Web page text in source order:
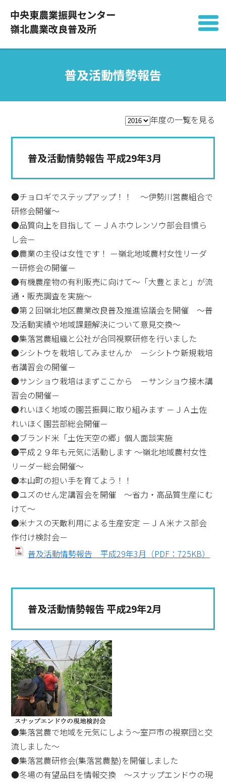
中央東農業振興センター
嶺北農業改良普及所
普及活動情勢報告
年度の一覧を見る
普及活動情勢報告 平成29年3月
●チョロギでステップアップ！！ ～伊勢川営農組合で
研修会開催～
●品質向上を目指して －ＪＡホウレンソウ部会目慣ら
し会－
●農業の主役は女性です！ －嶺北地域農村女性リーダ
ー研修会の開催－
●有機農産物の有利販売に向けて～「大豊とまと」が流
通・販売調査を実施～
●第２回嶺北地区農業改良普及推進協議会を開催 ～普
及活動実績や地域課題解決について意見交換～
●集落営農組織と公社が合同視察研修を行いました
●シシトウを栽培してみませんか －シシトウ新規栽培
者講習会の開催－
●サンショウ栽培はまずここから －サンショウ接木講
習会の開催－
●れいほく地域の園芸振興に取り組みます －ＪＡ土佐
れいほく園芸部総会開催－
●ブランド米「土佐天空の郷」個人面談実施
●平成２９年も元気に活動します ～嶺北地域農村女性
リーダー総会開催～
●本山町の担い手を育てよう！！
●ユズのせん定講習会を開催 ～省力・高品質生産にむ
けて～
●米ナスの天敵利用による生産安定 －ＪＡ米ナス部会
作付け検討会－
普及活動情勢報告 平成29年3月（PDF：725KB）
普及活動情勢報告 平成29年2月
●集落営農で地域を元気にしよう～室戸市の視察団と交
流しました～
●集落営農研修会(集落営農塾)を開催しました
●冬場の有望品目を情報交換 ～スナップエンドウの現